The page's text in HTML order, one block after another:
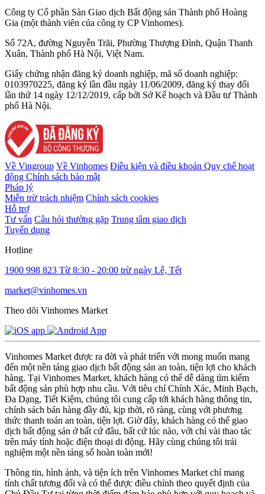
Công ty Cổ phần Sàn Giao dịch Bất động sản Thành phố Hoàng
Gia (một thành viên của công ty CP Vinhomes).
Số 72A, đường Nguyễn Trãi, Phường Thượng Đình, Quận Thanh
Xuân, Thành phố Hà Nội, Việt Nam.
Giấy chứng nhận đăng ký doanh nghiệp, mã số doanh nghiệp:
0103970225, đăng ký lần đầu ngày 11/06/2009, đăng ký thay đổi
lần thứ 14 ngày 12/12/2019, cấp bởi Sở Kế hoạch và Đầu tư Thành
phố Hà Nội.
Về Vingroup Về Vinhomes Điều kiện và điều khoản Quy chế hoạt
động Chính sách bảo mật
Pháp lý
Miễn trừ trách nhiệm Chính sách cookies
Hỗ trợ
Tư vấn Câu hỏi thường gặp Trung tâm giao dịch
Tuyển dụng
Hotline
1900 998 823 Từ 8:30 - 20:00 trừ ngày Lễ, Tết
market@vinhomes.vn
Theo dõi Vinhomes Market
Vinhomes Market được ra đời và phát triển với mong muốn mang
đến một nền tảng giao dịch bất động sản an toàn, tiện lợi cho khách
hàng. Tại Vinhomes Market, khách hàng có thể dễ dàng tìm kiếm
bất động sản phù hợp nhu cầu. Với tiêu chí Chính Xác, Minh Bạch,
Đa Dạng, Tiết Kiệm, chúng tôi cung cấp tới khách hàng thông tin,
chính sách bán hàng đầy đủ, kịp thời, rõ ràng, cùng với phương
thức thanh toán an toàn, tiện lợi. Giờ đây, khách hàng có thể giao
dịch bất động sản ở bất cứ đâu, bất cứ lúc nào, với chỉ vài thao tác
trên máy tính hoặc điện thoại di động. Hãy cùng chúng tôi trải
nghiệm một nền tảng số hoàn toàn mới!
Thông tin, hình ảnh, và tiện ích trên Vinhomes Market chỉ mang
tính chất tương đối và có thể được điều chỉnh theo quyết định của